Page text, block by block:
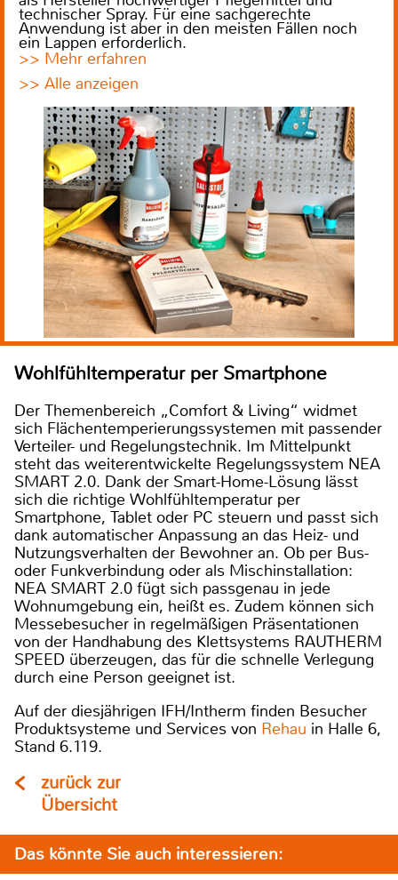
technischer Spray. Für eine sachgerechte
Anwendung ist aber in den meisten Fällen noch
ein Lappen erforderlich.
>> Mehr erfahren
>> Alle anzeigen
Wohlfühltemperatur per Smartphone
Der Themenbereich „Comfort & Living“ widmet
sich Flächentemperierungssystemen mit passender
Verteiler- und Regelungstechnik. Im Mittelpunkt
steht das weiterentwickelte Regelungssystem NEA
SMART 2.0. Dank der Smart-Home-Lösung lässt
sich die richtige Wohlfühltemperatur per
Smartphone, Tablet oder PC steuern und passt sich
dank automatischer Anpassung an das Heiz- und
Nutzungsverhalten der Bewohner an. Ob per Bus-
oder Funkverbindung oder als Mischinstallation:
NEA SMART 2.0 fügt sich passgenau in jede
Wohnumgebung ein, heißt es. Zudem können sich
Messebesucher in regelmäßigen Präsentationen
von der Handhabung des Klettsystems RAUTHERM
SPEED überzeugen, das für die schnelle Verlegung
durch eine Person geeignet ist.
Auf der diesjährigen IFH/Intherm finden Besucher
Produktsysteme und Services von Rehau in Halle 6,
Stand 6.119.
zurück zur
Übersicht
Das könnte Sie auch interessieren: